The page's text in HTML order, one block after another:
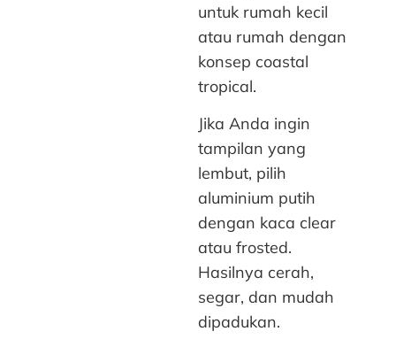
untuk rumah kecil
atau rumah dengan
konsep coastal
tropical.
Jika Anda ingin
tampilan yang
lembut, pilih
aluminium putih
dengan kaca clear
atau frosted.
Hasilnya cerah,
segar, dan mudah
dipadukan.